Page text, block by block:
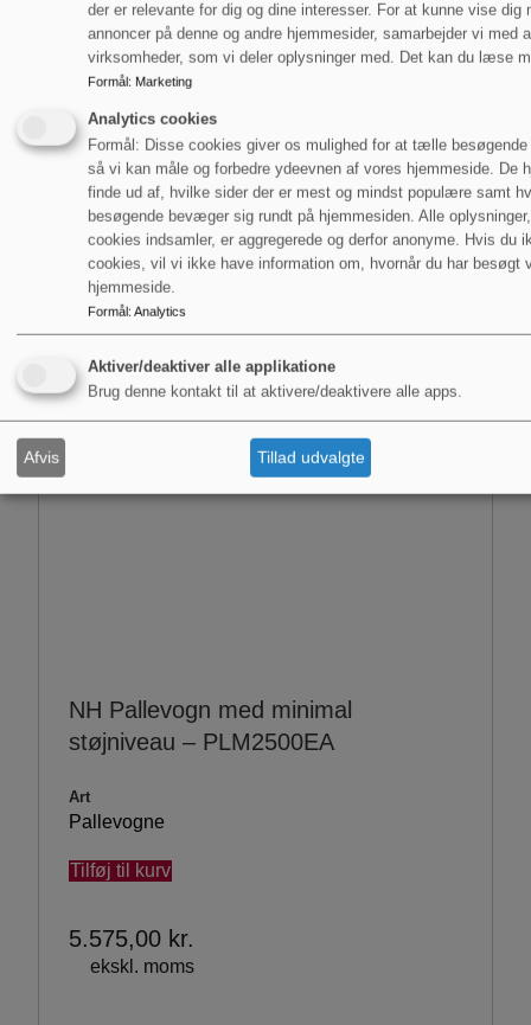
Tilføj til kurv
6.115,00kr.
ekskl. moms
NH Pallevogn med minimal
støjniveau – PLM2500EA
Art
Pallevogne
Tilføj til kurv
5.575,00 kr.
ekskl. moms
der er relevante for dig og dine interesser. For at kunne vise dig
annoncer på denne og andre hjemmesider, samarbejder vi med
virksomheder, som vi deler oplysninger med. Det kan du læse
Formål: Marketing
Analytics cookies
Formål: Disse cookies giver os mulighed for at tælle
så vi kan måle og forbedre ydeevnen af vores hjemmeside. De
finde ud af, hvilke sider der er mest og mindst populære samt
besøgende bevæger sig rundt på hjemmesiden. Alle
cookies indsamler, er aggregerede og derfor anonyme. Hvis du
cookies, vil vi ikke have information om, hvornår du har besøgt
hjemmeside.
Formål: Analytics
Aktiver/deaktiver alle applikatione
Brug denne kontakt til at aktivere/deaktivere alle apps.
Afvis Tillad udvalgte